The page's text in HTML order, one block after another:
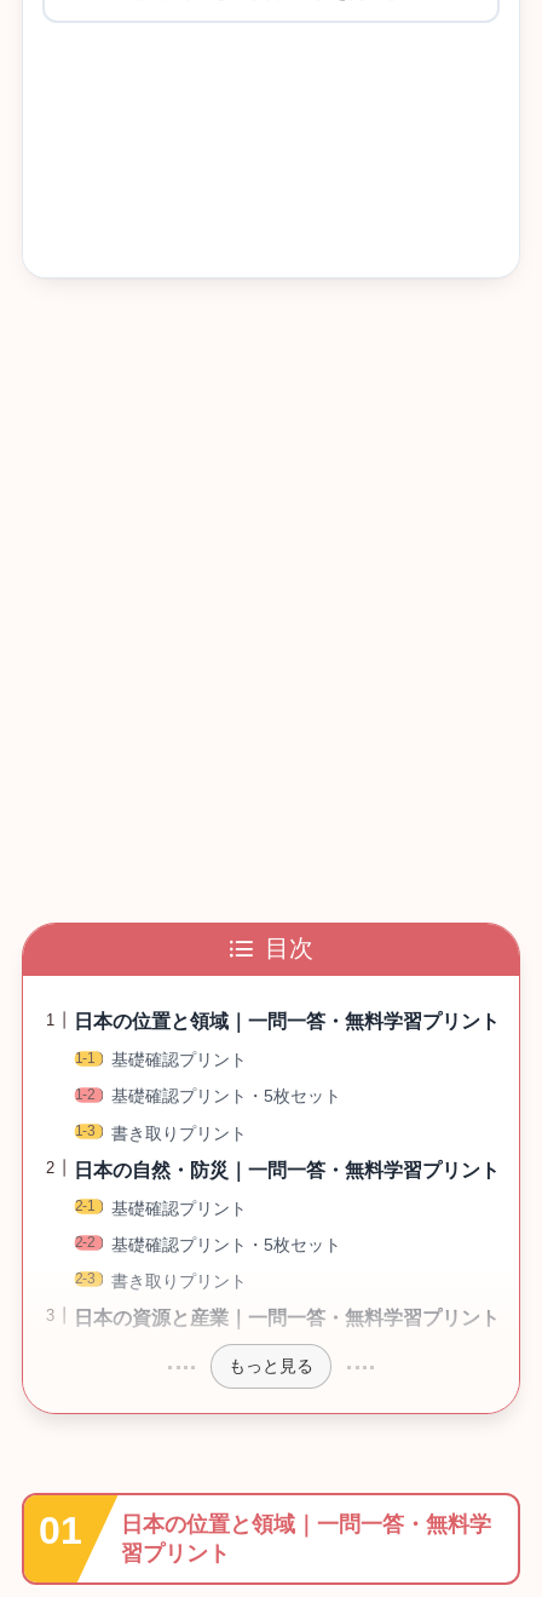
目次
日本の位置と領域｜一問一答・無料学習プリント
基礎確認プリント
基礎確認プリント・5枚セット
書き取りプリント
日本の自然・防災｜一問一答・無料学習プリント
基礎確認プリント
基礎確認プリント・5枚セット
書き取りプリント
日本の資源と産業｜一問一答・無料学習プリント
もっと見る
日本の位置と領域｜一問一答・無料学
習プリント